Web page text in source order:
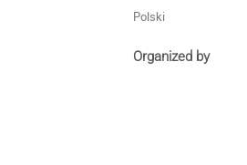
Polski
Organized by